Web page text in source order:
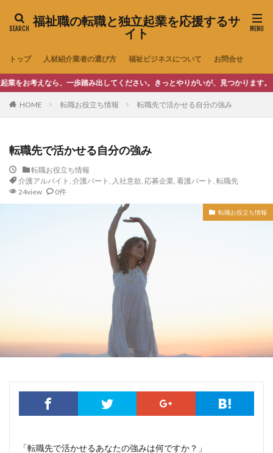
福祉職の転職と独立起業を応援するサ
イト
トップ 人材紹介業者の選び方 福祉ビジネスについて お問合せ
なら、一歩踏み出してください。きっとやりがいが、見つかります。
HOME 転職お役立ち情報 転職先で活かせる自分の強み
転職先で活かせる自分の強み
転職お役立ち情報
介護アルバイト , 介護パート , 入社意欲, 応募企業, 看護パート , 転職先
24view
0件
転職お役立ち情報
「転職先で活かせるあなたの強みは何ですか？」